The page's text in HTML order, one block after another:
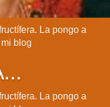
La pongo a
blog
La pongo a